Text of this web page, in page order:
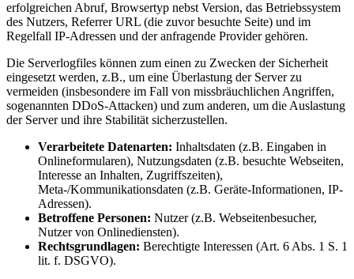
erfolgreichen Abruf, Browsertyp nebst Version, das Betriebssystem
des Nutzers, Referrer URL (die zuvor besuchte Seite) und im
Regelfall IP-Adressen und der anfragende Provider gehören.
Die Serverlogfiles können zum einen zu Zwecken der Sicherheit
eingesetzt werden, z.B., um eine Überlastung der Server zu
vermeiden (insbesondere im Fall von missbräuchlichen Angriffen,
sogenannten DDoS-Attacken) und zum anderen, um die Auslastung
der Server und ihre Stabilität sicherzustellen.
Verarbeitete Datenarten: Inhaltsdaten (z.B. Eingaben in
Onlineformularen), Nutzungsdaten (z.B. besuchte Webseiten,
Interesse an Inhalten, Zugriffszeiten),
Meta-/Kommunikationsdaten (z.B. Geräte-Informationen, IP-
Adressen).
Betroffene Personen: Nutzer (z.B. Webseitenbesucher,
Nutzer von Onlinediensten).
Rechtsgrundlagen: Berechtigte Interessen (Art. 6 Abs. 1 S. 1
lit. f. DSGVO).